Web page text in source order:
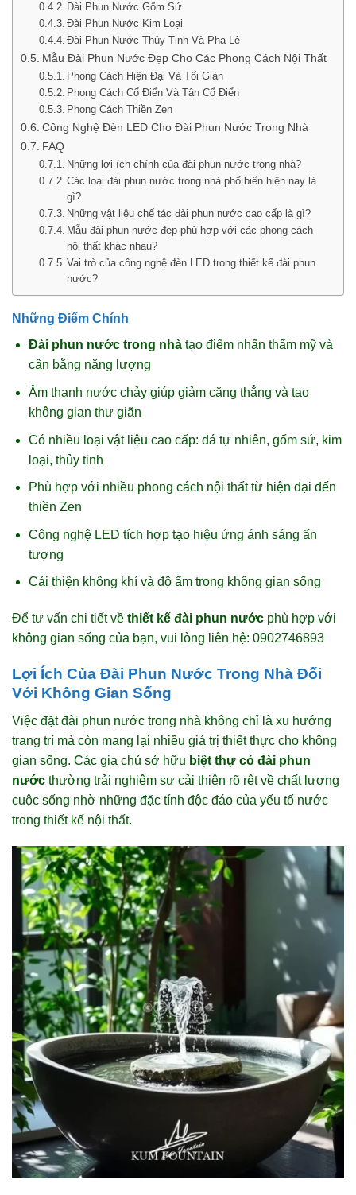
Đài Phun Nước Gốm Sứ
Đài Phun Nước Kim Loại
Đài Phun Nước Thủy Tinh Và Pha Lê
Mẫu Đài Phun Nước Đẹp Cho Các Phong Cách Nội Thất
Phong Cách Hiện Đại Và Tối Giản
Phong Cách Cổ Điển Và Tân Cổ Điển
Phong Cách Thiền Zen
Công Nghệ Đèn LED Cho Đài Phun Nước Trong Nhà
FAQ
Những lợi ích chính của đài phun nước trong nhà?
Các loại đài phun nước trong nhà phổ biến hiện nay là
gì?
Những vật liệu chế tác đài phun nước cao cấp là gì?
Mẫu đài phun nước đẹp phù hợp với các phong cách
nội thất khác nhau?
Vai trò của công nghệ đèn LED trong thiết kế đài phun
nước?
Những Điểm Chính
Đài phun nước trong nhàtạo điểm nhấn thẩm mỹ và
cân bằng năng lượng
Âm thanh nước chảy giúp giảm căng thẳng và tạo
không gian thư giãn
Có nhiều loại vật liệu cao cấp: đá tự nhiên, gốm sứ, kim
loại, thủy tinh
Phù hợp với nhiều phong cách nội thất từ hiện đại đến
thiền Zen
Công nghệ LED tích hợp tạo hiệu ứng ánh sáng ấn
tượng
Cải thiện không khí và độ ẩm trong không gian sống
Để tư vấn chi tiết về thiết kế đài phun nước phù hợp với
không gian sống của bạn, vui lòng liên hệ: 0902746893
Lợi Ích Của Đài Phun Nước Trong Nhà Đối
Với Không Gian Sống
Việc đặt đài phun nước trong nhà không chỉ là xu hướng
trang trí mà còn mang lại nhiều giá trị thiết thực cho không
gian sống. Các gia chủ sở hữu biệt thự có đài phun
nước thường trải nghiệm sự cải thiện rõ rệt về chất lượng
cuộc sống nhờ những đặc tính độc đáo của yếu tố nước
trong thiết kế nội thất.